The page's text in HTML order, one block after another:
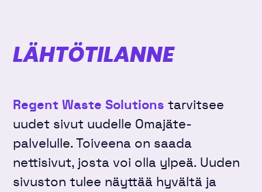
LÄHTÖTILANNE
Regent Waste Solutions tarvitsee
uudet sivut uudelle Omajäte-
palvelulle. Toiveena on saada
nettisivut, josta voi olla ylpeä. Uuden
sivuston tulee näyttää hyvältä ja